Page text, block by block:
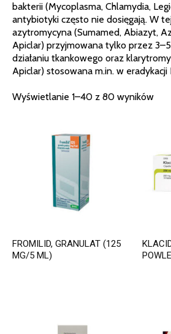
bakterii (Mycoplasma, Chlamydia,
antybiotyki często nie dosięgają. W
azytromycyna (Sumamed, Abiazyt,
Apiclar) przyjmowana tylko przez
działaniu tkankowego oraz
Apiclar) stosowana m.in. w
Wyświetlanie 1–40 z 80 wyników
FROMILID, GRANULAT (125
MG/5 ML)